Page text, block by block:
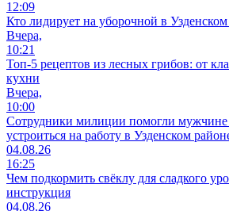
12:09
Кто лидирует на уборочной в
Вчера,
10:21
Топ-5 рецептов из лесных грибов: от
кухни
Вчера,
10:00
Сотрудники милиции помогли мужчине
устроиться на работу в Узденском
04.08.26
16:25
Чем подкормить свёклу для сладкого
инструкция
04.08.26